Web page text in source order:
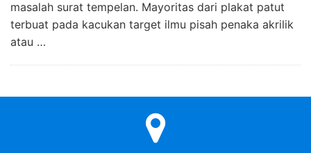
masalah surat tempelan. Mayoritas dari plakat patut
terbuat pada kacukan target ilmu pisah penaka akrilik
atau …